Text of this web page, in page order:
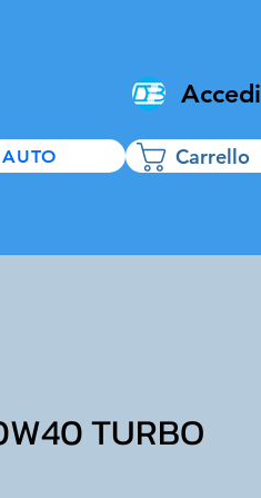
Accedi
Carrello
TURBO